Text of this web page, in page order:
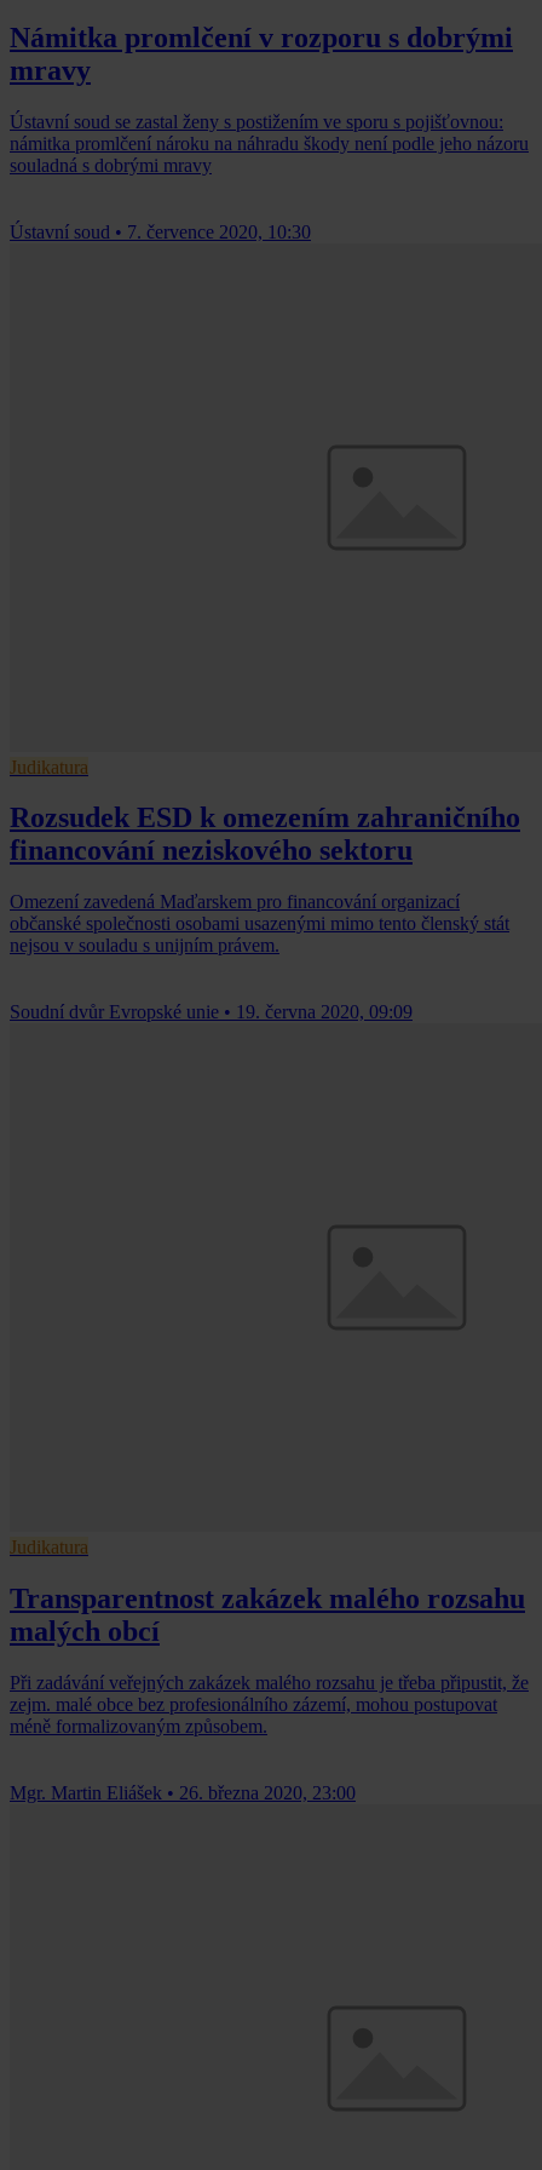
Námitka promlčení v rozporu s dobrými
mravy
Ústavní soud se zastal ženy s postižením ve sporu s pojišťovnou:
námitka promlčení nároku na náhradu škody není podle jeho názoru
souladná s dobrými mravy
Ústavní soud • 7. července 2020, 10:30
Judikatura
Rozsudek ESD k omezením zahraničního
financování neziskového sektoru
Omezení zavedená Maďarskem pro financování organizací
občanské společnosti osobami usazenými mimo tento členský stát
nejsou v souladu s unijním právem.
Soudní dvůr Evropské unie • 19. června 2020, 09:09
Judikatura
Transparentnost zakázek malého rozsahu
malých obcí
Při zadávání veřejných zakázek malého rozsahu je třeba připustit, že
zejm. malé obce bez profesionálního zázemí, mohou postupovat
méně formalizovaným způsobem.
Mgr. Martin Eliášek • 26. března 2020, 23:00